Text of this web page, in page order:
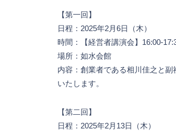
【第一回】
日程：2025年2月6日（木）
時間：【経営者講演会】16:00-
場所：如水会館
内容：創業者である相川佳之と
いたします。
【第二回】
日程：2025年2月13日（木）